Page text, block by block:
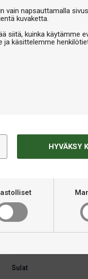
vain napsauttamalla
kuvaketta.
siitä, kuinka käytämme
HYVÄKSY
Tekninen
Materiaali
Dartsin pelaaja
Sulat